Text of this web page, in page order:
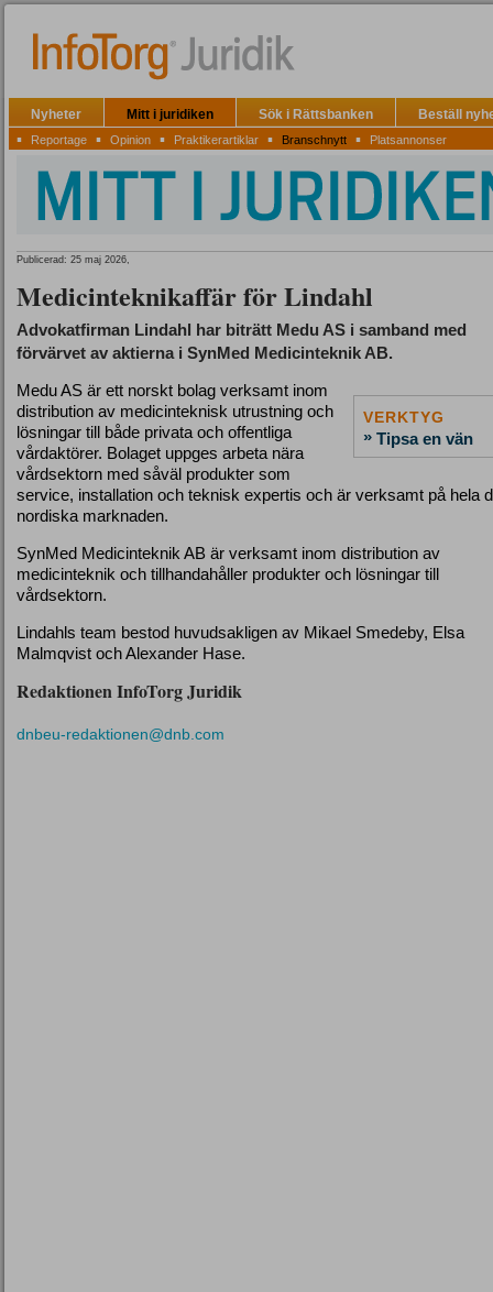
Nyheter Mitt i juridiken Sök i Rättsbanken Beställ
▪ Reportage ▪ Opinion ▪ Praktikerartiklar ▪ Branschnytt ▪ Platsannonser
Publicerad: 25 maj 2026,
Medicinteknikaffär för Lindahl
Advokatfirman Lindahl har biträtt Medu AS i samband med
förvärvet av aktierna i SynMed Medicinteknik AB.
VERKTYG
» Tipsa en vän
Medu AS är ett norskt bolag verksamt inom
distribution av medicinteknisk utrustning och
lösningar till både privata och offentliga
vårdaktörer. Bolaget uppges arbeta nära
vårdsektorn med såväl produkter som
service, installation och teknisk expertis och är verksamt på hela
nordiska marknaden.
SynMed Medicinteknik AB är verksamt inom distribution av
medicinteknik och tillhandahåller produkter och lösningar till
vårdsektorn.
Lindahls team bestod huvudsakligen av Mikael Smedeby, Elsa
Malmqvist och Alexander Hase.
Redaktionen InfoTorg Juridik
dnbeu-redaktionen@dnb.com